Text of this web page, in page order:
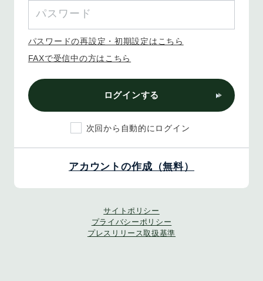
パスワードの再設定・初期設定はこちら
FAXで受信中の方はこちら
ログインする
次回から自動的にログイン
アカウントの作成（無料）
サイトポリシー
プライバシーポリシー
プレスリリース取扱基準